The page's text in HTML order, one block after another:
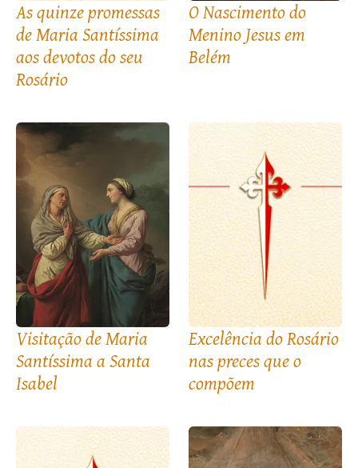
As quinze promessas
de Maria Santíssima
aos devotos do seu
Rosário
O Nascimento do
Menino Jesus em
Belém
Visitação de Maria
Santíssima a Santa
Isabel
Excelência do Rosário
nas preces que o
compõem